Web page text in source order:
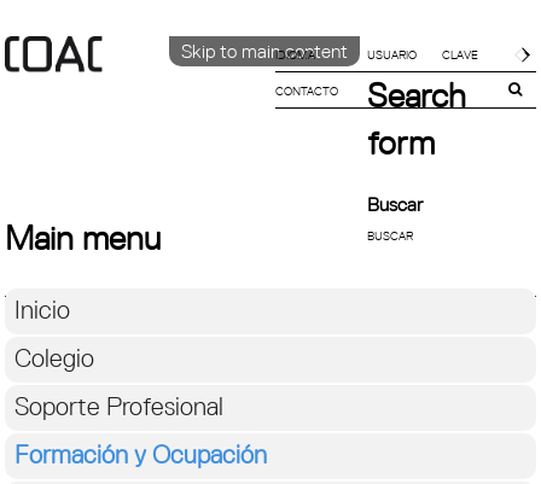
Skip to main content
IDIOMA
CATALÀ
CONTACTO
Search
form
Buscar
Main menu
Inicio
Colegio
Soporte Profesional
Formación y Ocupación